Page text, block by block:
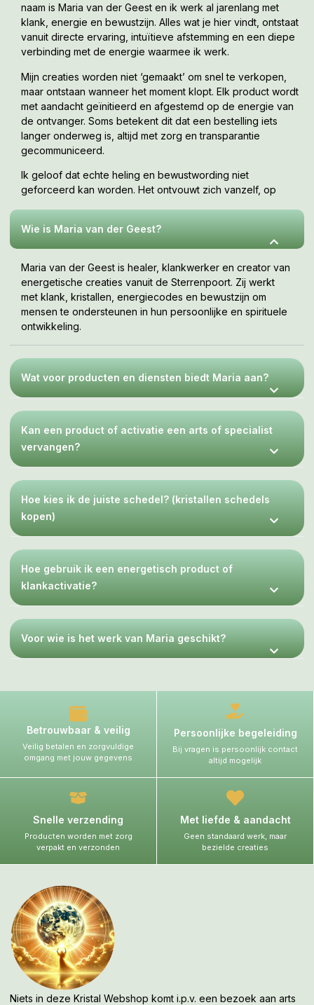
naam is Maria van der Geest en ik werk al jarenlang met
klank, energie en bewustzijn. Alles wat je hier vindt, ontstaat
vanuit directe ervaring, intuïtieve afstemming en een diepe
verbinding met de energie waarmee ik werk.
Mijn creaties worden niet ‘gemaakt’ om snel te verkopen,
maar ontstaan wanneer het moment klopt. Elk product wordt
met aandacht geïnitieerd en afgestemd op de energie van
de ontvanger. Soms betekent dit dat een bestelling iets
langer onderweg is, altijd met zorg en transparantie
gecommuniceerd.
Ik geloof dat echte heling en bewustwording niet
geforceerd kan worden. Het ontvouwt zich vanzelf, op
Wie is Maria van der Geest?
Maria van der Geest is healer, klankwerker en creator van
energetische creaties vanuit de Sterrenpoort. Zij werkt
met klank, kristallen, energiecodes en bewustzijn om
mensen te ondersteunen in hun persoonlijke en spirituele
ontwikkeling.
Wat voor producten en diensten biedt Maria aan?
Kan een product of activatie een arts of specialist
vervangen?
Hoe kies ik de juiste schedel? (kristallen schedels
kopen)
Hoe gebruik ik een energetisch product of
klankactivatie?
Voor wie is het werk van Maria geschikt?
Betrouwbaar & veilig
Veilig betalen en zorgvuldige
omgang met jouw gegevens
Persoonlijke begeleiding
Bij vragen is persoonlijk contact
altijd mogelijk
Snelle verzending
Producten worden met zorg
verpakt en verzonden
Met liefde & aandacht
Geen standaard werk, maar
bezielde creaties
Niets in deze Kristal Webshop komt i.p.v. een bezoek aan arts